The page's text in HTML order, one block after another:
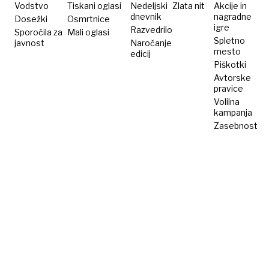
Vodstvo
Dosežki
Sporočila za
javnost
Tiskani oglasi
Osmrtnice
Mali oglasi
Nedeljski
dnevnik
Razvedrilo
Naročanje
edicij
Zlata nit
Akcije in
nagradne
igre
Spletno
mesto
Piškotki
Avtorske
pravice
Volilna
kampanja
Zasebnost